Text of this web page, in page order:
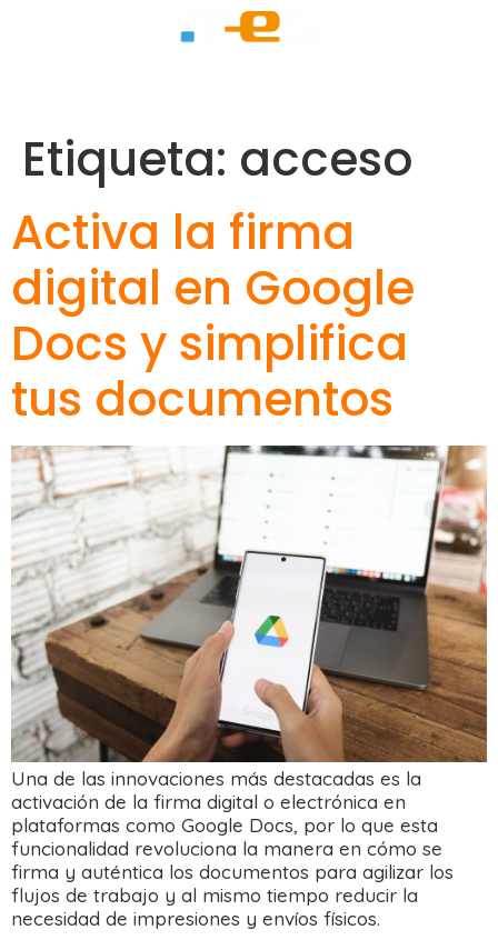
Etiqueta: acceso
Activa la firma
digital en Google
Docs y simplifica
tus documentos
Una de las innovaciones más destacadas es la
activación de la firma digital o electrónica en
plataformas como Google Docs, por lo que esta
funcionalidad revoluciona la manera en cómo se
firma y auténtica los documentos para agilizar los
flujos de trabajo y al mismo tiempo reducir la
necesidad de impresiones y envíos físicos.